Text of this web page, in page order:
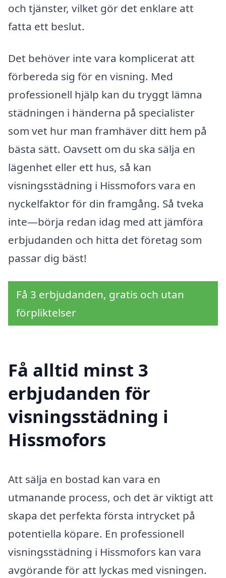
och tjänster, vilket gör det enklare att
fatta ett beslut.
Det behöver inte vara komplicerat att
förbereda sig för en visning. Med
professionell hjälp kan du tryggt lämna
städningen i händerna på specialister
som vet hur man framhäver ditt hem på
bästa sätt. Oavsett om du ska sälja en
lägenhet eller ett hus, så kan
visningsstädning i Hissmofors vara en
nyckelfaktor för din framgång. Så tveka
inte—börja redan idag med att jämföra
erbjudanden och hitta det företag som
passar dig bäst!
Få 3 erbjudanden, gratis och utan
förpliktelser
Få alltid minst 3
erbjudanden för
visningsstädning i
Hissmofors
Att sälja en bostad kan vara en
utmanande process, och det är viktigt att
skapa det perfekta första intrycket på
potentiella köpare. En professionell
visningsstädning i Hissmofors kan vara
avgörande för att lyckas med visningen.